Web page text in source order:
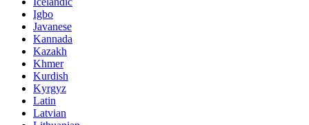
Igbo
Javanese
Kannada
Kazakh
Khmer
Kurdish
Kyrgyz
Latin
Latvian